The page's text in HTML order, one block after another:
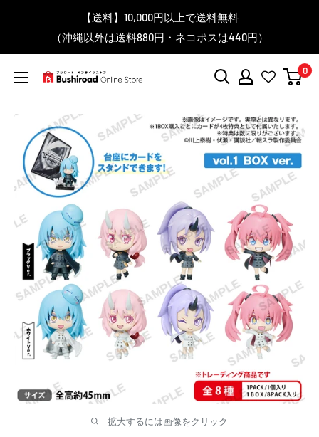
▼送料をおトクにお買物する方法をご紹介♪
【こちらをクリック】
【送料】10,000円以上で送料無料
（沖縄以外は送料880円・ネコポスは440円）
＼予約受付中！／
BanG Dream! ちゃむりぃ みに Ave Mujica 鮮美透涼 ver.販売
中！
▼「作品・ブランドから探す」で
欲しい商品を手に入れよう！
▼スムーズに商品を探すなら、
「カテゴリーから探す」を活用しよう！
▼お気に入り登録機能を活用しよう♪
【こちらをクリック】
ブ
ー
ド
オ
ン
ラ
イ
ン
ス
ト
ア
0
拡大するには画像をクリック